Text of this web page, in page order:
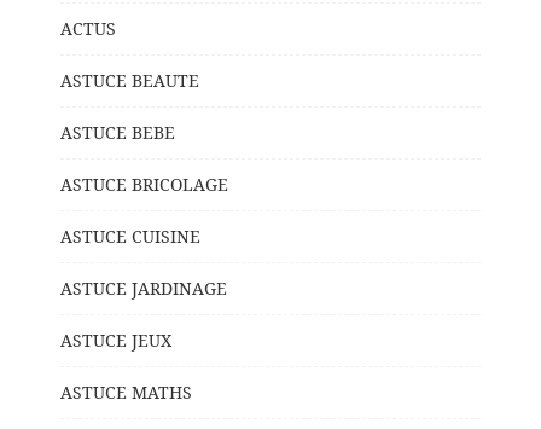
ACTUS
ASTUCE BEAUTE
ASTUCE BEBE
ASTUCE BRICOLAGE
ASTUCE CUISINE
ASTUCE JARDINAGE
ASTUCE JEUX
ASTUCE MATHS